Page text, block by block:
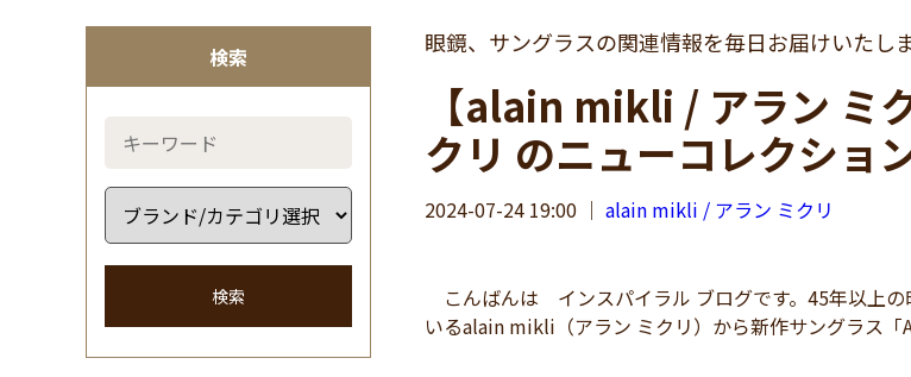
検索
検索
眼鏡、サングラスの関連情報を毎日お届けいたし
【alain mikli / アラン ミ
クリ のニューコレクショ
2024-07-24 19:00 ｜ alain mikli / アラン ミクリ
こんばんは インスパイラル ブログです。45年以上の
いるalain mikli（アラン ミクリ）から新作サングラス「